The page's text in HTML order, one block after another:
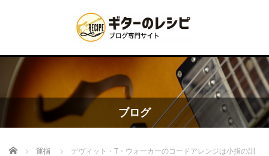
ブログ
Home 運指
デヴィット・T・ウォーカーのコードアレンジは小指の訓